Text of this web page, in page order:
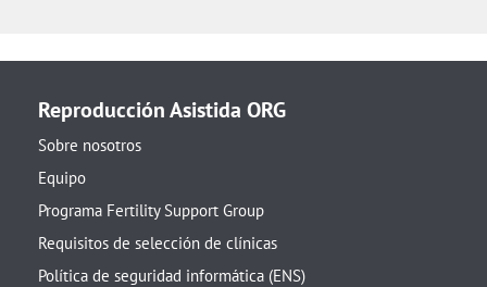
Reproducción Asistida ORG
Sobre nosotros
Equipo
Programa Fertility Support Group
Requisitos de selección de clínicas
Política de seguridad informática (ENS)